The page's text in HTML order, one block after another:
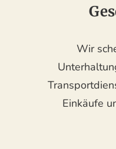
Wir
Einkäufe